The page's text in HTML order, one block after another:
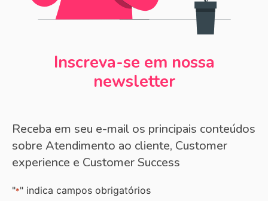
Inscreva-se em nossa
newsletter
Receba em seu e-mail os principais conteúdos
sobre Atendimento ao cliente, Customer
experience e Customer Success
"*" indica campos obrigatórios